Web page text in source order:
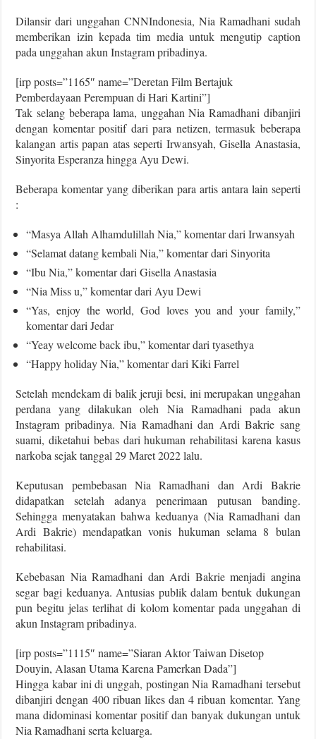
Dilansir dari unggahan CNNIndonesia, Nia Ramadhani sudah
memberikan izin kepada tim media untuk mengutip caption
pada unggahan akun Instagram pribadinya.
[irp posts=”1165″ name=”Deretan Film Bertajuk
Pemberdayaan Perempuan di Hari Kartini”]
Tak selang beberapa lama, unggahan Nia Ramadhani dibanjiri
dengan komentar positif dari para netizen, termasuk beberapa
kalangan artis papan atas seperti Irwansyah, Gisella Anastasia,
Sinyorita Esperanza hingga Ayu Dewi.
Beberapa komentar yang diberikan para artis antara lain seperti
:
“Masya Allah Alhamdulillah Nia,” komentar dari Irwansyah
“Selamat datang kembali Nia,” komentar dari Sinyorita
“Ibu Nia,” komentar dari Gisella Anastasia
“Nia Miss u,” komentar dari Ayu Dewi
“Yas, enjoy the world, God loves you and your family,”
komentar dari Jedar
“Yeay welcome back ibu,” komentar dari tyasethya
“Happy holiday Nia,” komentar dari Kiki Farrel
Setelah mendekam di balik jeruji besi, ini merupakan unggahan
perdana yang dilakukan oleh Nia Ramadhani pada akun
Instagram pribadinya. Nia Ramadhani dan Ardi Bakrie sang
suami, diketahui bebas dari hukuman rehabilitasi karena kasus
narkoba sejak tanggal 29 Maret 2022 lalu.
Keputusan pembebasan Nia Ramadhani dan Ardi Bakrie
didapatkan setelah adanya penerimaan putusan banding.
Sehingga menyatakan bahwa keduanya (Nia Ramadhani dan
Ardi Bakrie) mendapatkan vonis hukuman selama 8 bulan
rehabilitasi.
Kebebasan Nia Ramadhani dan Ardi Bakrie menjadi angina
segar bagi keduanya. Antusias publik dalam bentuk dukungan
pun begitu jelas terlihat di kolom komentar pada unggahan di
akun Instagram pribadinya.
[irp posts=”1115″ name=”Siaran Aktor Taiwan Disetop
Douyin, Alasan Utama Karena Pamerkan Dada”]
Hingga kabar ini di unggah, postingan Nia Ramadhani tersebut
dibanjiri dengan 400 ribuan likes dan 4 ribuan komentar. Yang
mana didominasi komentar positif dan banyak dukungan untuk
Nia Ramadhani serta keluarga.